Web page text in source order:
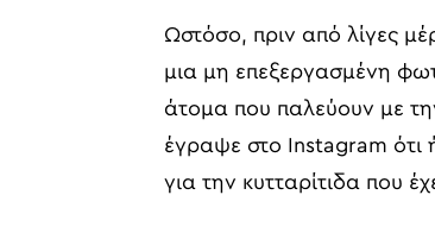
Ωστόσο, πριν από λίγες
μια μη επεξεργασμένη
άτομα που παλεύουν με
έγραψε στο Instagram ότι
για την κυτταρίτιδα που